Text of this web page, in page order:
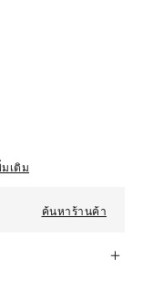
มเติม
ค้นหาร้านค้า